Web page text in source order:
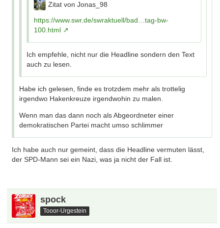
Zitat von Jonas_98
https://www.swr.de/swraktuell/bad…tag-bw-
100.html
Ich empfehle, nicht nur die Headline sondern den Text
auch zu lesen.
Habe ich gelesen, finde es trotzdem mehr als trottelig
irgendwo Hakenkreuze irgendwohin zu malen.
Wenn man das dann noch als Abgeordneter einer
demokratischen Partei macht umso schlimmer
Ich habe auch nur gemeint, dass die Headline vermuten lässt,
der SPD-Mann sei ein Nazi, was ja nicht der Fall ist.
spock
Tooor-Urgestein